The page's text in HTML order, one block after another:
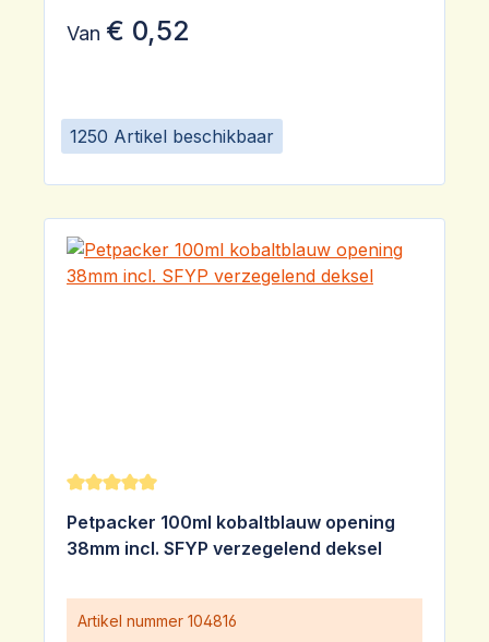
1250 Artikel beschikbaar
Van € 0,52
Gemiddelde waardering van 5 van 5 sterren
Petpacker 100ml kobaltblauw opening
38mm incl. SFYP verzegelend deksel
Artikel nummer 104816